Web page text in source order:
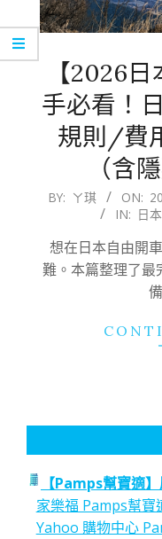
【2026
手必看！
規則/費
（含
2026-
17
BY: ㄚ琪 ON:
IN: 日
想在日本自由開
難。本篇整理了最
【Pamps幫寶適
家樂福 Pamps幫寶
Yahoo 購物中心